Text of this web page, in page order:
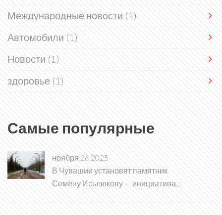
Международные новости(1)
Автомобили(1)
Новости(1)
здоровье(1)
Самые популярные
ноября 26 2025
В Чувашии установят памятник
Семёну Исьлюкову — инициатива
ветеранов воплотилась благодаря
Алле Салаевой